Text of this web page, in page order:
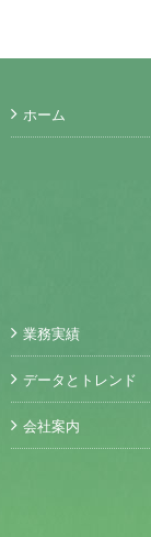
ホーム
業務実績
データとトレンド
会社案内